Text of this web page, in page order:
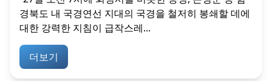
경북도 내 국경연선 지대의 국경을 철저히 봉쇄할 데에
대한 강력한 지침이 급작스레...
더보기